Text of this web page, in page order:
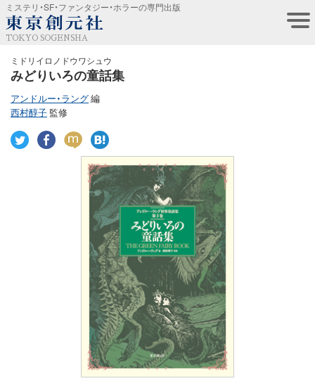
ミステリ・SF・ファンタジー・ホラーの専門出版
TOKYO SOGENSHA
ミドリイロノドウワシュウ
みどりいろの童話集
アンドルー・ラング編
西村醇子 監修